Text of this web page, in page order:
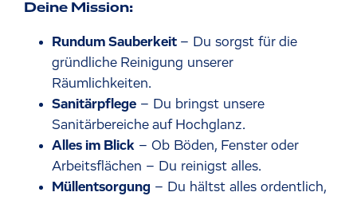
Deine Mission:
Rundum Sauberkeit – Du sorgst für die
gründliche Reinigung unserer
Räumlichkeiten.
Sanitärpflege – Du bringst unsere
Sanitärbereiche auf Hochglanz.
Alles im Blick – Ob Böden, Fenster oder
Arbeitsflächen – Du reinigst alles.
Müllentsorgung – Du hältst alles ordentlich,